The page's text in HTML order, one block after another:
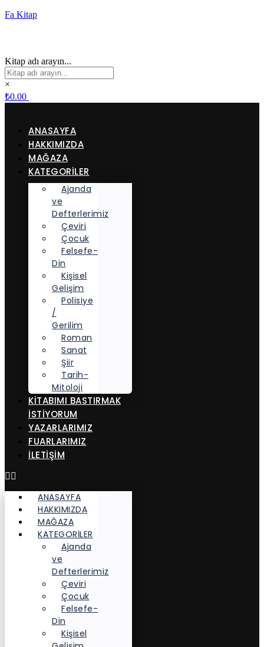
Fa Kitap
Kitap adı arayın...
×
₺0.00
ANASAYFA
HAKKIMIZDA
MAĞAZA
KATEGORİLER
Ajanda
ve
Defterlerimiz
Çeviri
Çocuk
Felsefe-
Din
Kişisel
Gelişim
Polisiye
/
Gerilim
Roman
Sanat
Şiir
Tarih-
Mitoloji
KITABIMI BASTIRMAK
İSTIYORUM
YAZARLARIMIZ
FUARLARIMIZ
İLETİŞİM
ANASAYFA
HAKKIMIZDA
MAĞAZA
KATEGORİLER
Ajanda
ve
Defterlerimiz
Çeviri
Çocuk
Felsefe-
Din
Kişisel